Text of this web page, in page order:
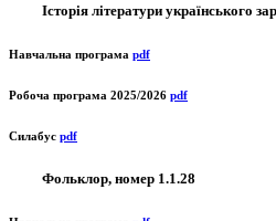
Історія літератури українського
Навчальна програма pdf
Робоча програма 2025/2026 pdf
Силабус pdf
Фольклор, номер 1.1.28